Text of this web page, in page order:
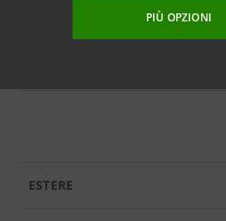
PIÙ OPZIONI
ESTERE